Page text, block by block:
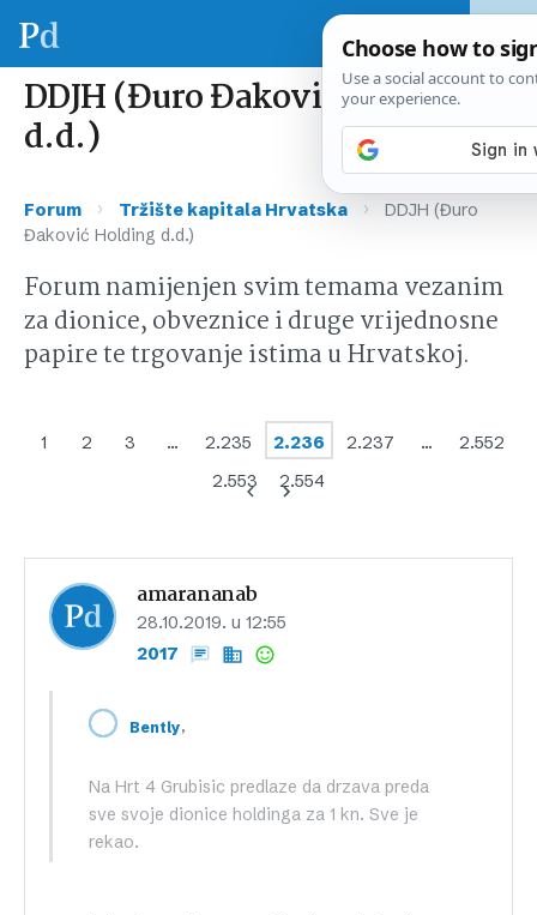
DDJH (Đuro Đaković Holding
d.d.)
Forum › Tržište kapitala Hrvatska ›
DDJH (Đuro
Đaković Holding d.d.)
Forum namijenjen svim temama vezanim
za dionice, obveznice i druge vrijednosne
papire te trgovanje istima u Hrvatskoj.
1 2 3 … 2.235 2.236 2.237 …
2.552
2.553
2.554
amarananab
28.10.2019. u 12:55
2017
Bently,
Na Hrt 4 Grubisic predlaze da drzava preda
sve svoje dionice holdinga za 1 kn. Sve je
rekao.